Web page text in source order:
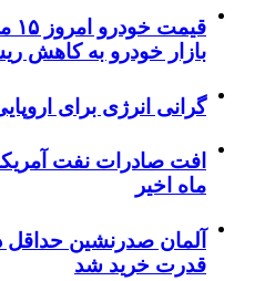
بازار خودرو به
گرانی انرژی برای
ماه اخیر
آلمان صدرنشین حداقل
قدرت خرید شد